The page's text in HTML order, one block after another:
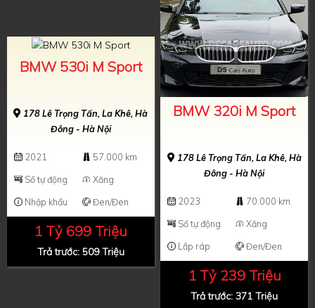
BMW 530i M Sport
178 Lê Trọng Tấn, La Khê, Hà
Đông - Hà Nội
2021
57.000 km
Số tự động
Xăng
Nhập khẩu
Đen/Đen
1 Tỷ 699 Triệu
Trả trước: 509 Triệu
BMW 320i M Sport
178 Lê Trọng Tấn, La Khê, Hà
Đông - Hà Nội
2023
70.000 km
Số tự động
Xăng
Lắp ráp
Đen/Đen
1 Tỷ 239 Triệu
Trả trước: 371 Triệu